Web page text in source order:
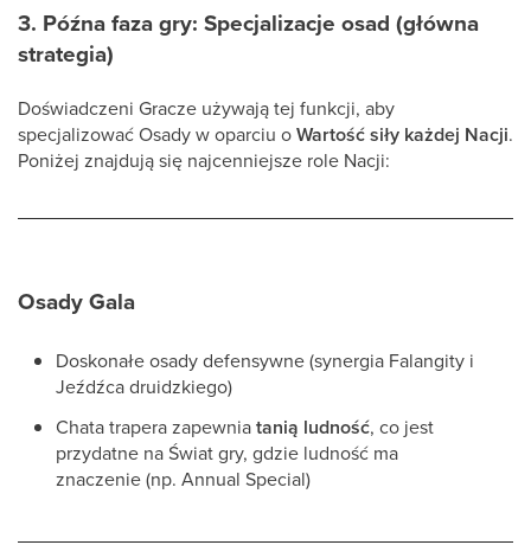
3. Późna faza gry: Specjalizacje osad (główna
strategia)
Doświadczeni Gracze używają tej funkcji, aby
specjalizować Osady w oparciu oWartość siły każdej Nacji.
Poniżej znajdują się najcenniejsze role Nacji:
Osady Gala
Doskonałe osady defensywne (synergia Falangity i
Jeźdźca druidzkiego)
Chata trapera zapewniatanią ludność, co jest
przydatne na Świat gry, gdzie ludność ma
znaczenie (np. Annual Special)